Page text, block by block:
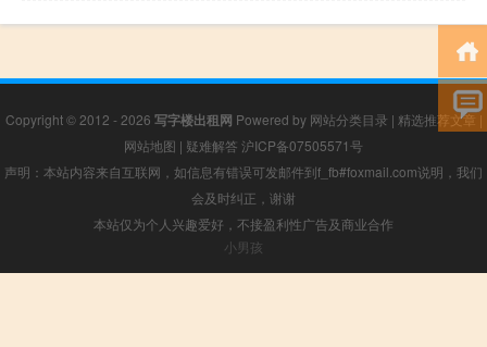
Copyright © 2012 - 2026 写字楼出租网 Powered by 网站分类目录 | 精选推荐文章|
网站地图 | 疑难解答 沪ICP备07505571号
声明：本站内容来自互联网，如信息有错误可发邮件到f_fb#foxmail.com说明，我们
会及时纠正，谢谢
本站仅为个人兴趣爱好，不接盈利性广告及商业合作
小男孩